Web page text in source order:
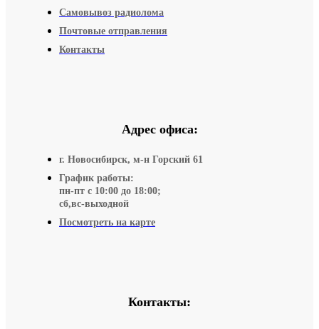
Самовывоз радиолома
Почтовые отправления
Контакты
Адрес офиса:
г. Новосибирск, м-н Горский 61
График работы:
пн-пт с 10:00 до 18:00;
сб,вс-выходной
Посмотреть на карте
Контакты: